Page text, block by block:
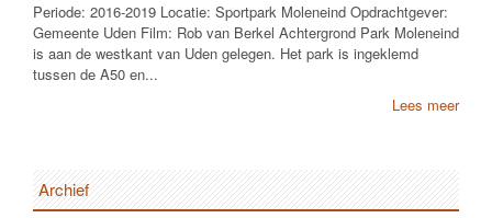
Periode: 2016-2019 Locatie: Sportpark Moleneind Opdrachtgever:
Gemeente Uden Film: Rob van Berkel Achtergrond Park Moleneind
is aan de westkant van Uden gelegen. Het park is ingeklemd
tussen de A50 en...
Lees meer
Archief